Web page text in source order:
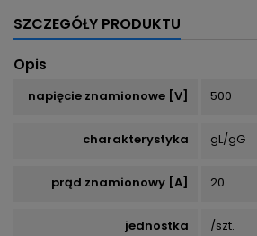
SZCZEGÓŁY PRODUKTU
Opis
napięcie znamionowe [V] 500
charakterystyka gL/gG
prąd znamionowy [A] 20
jednostka /szt.